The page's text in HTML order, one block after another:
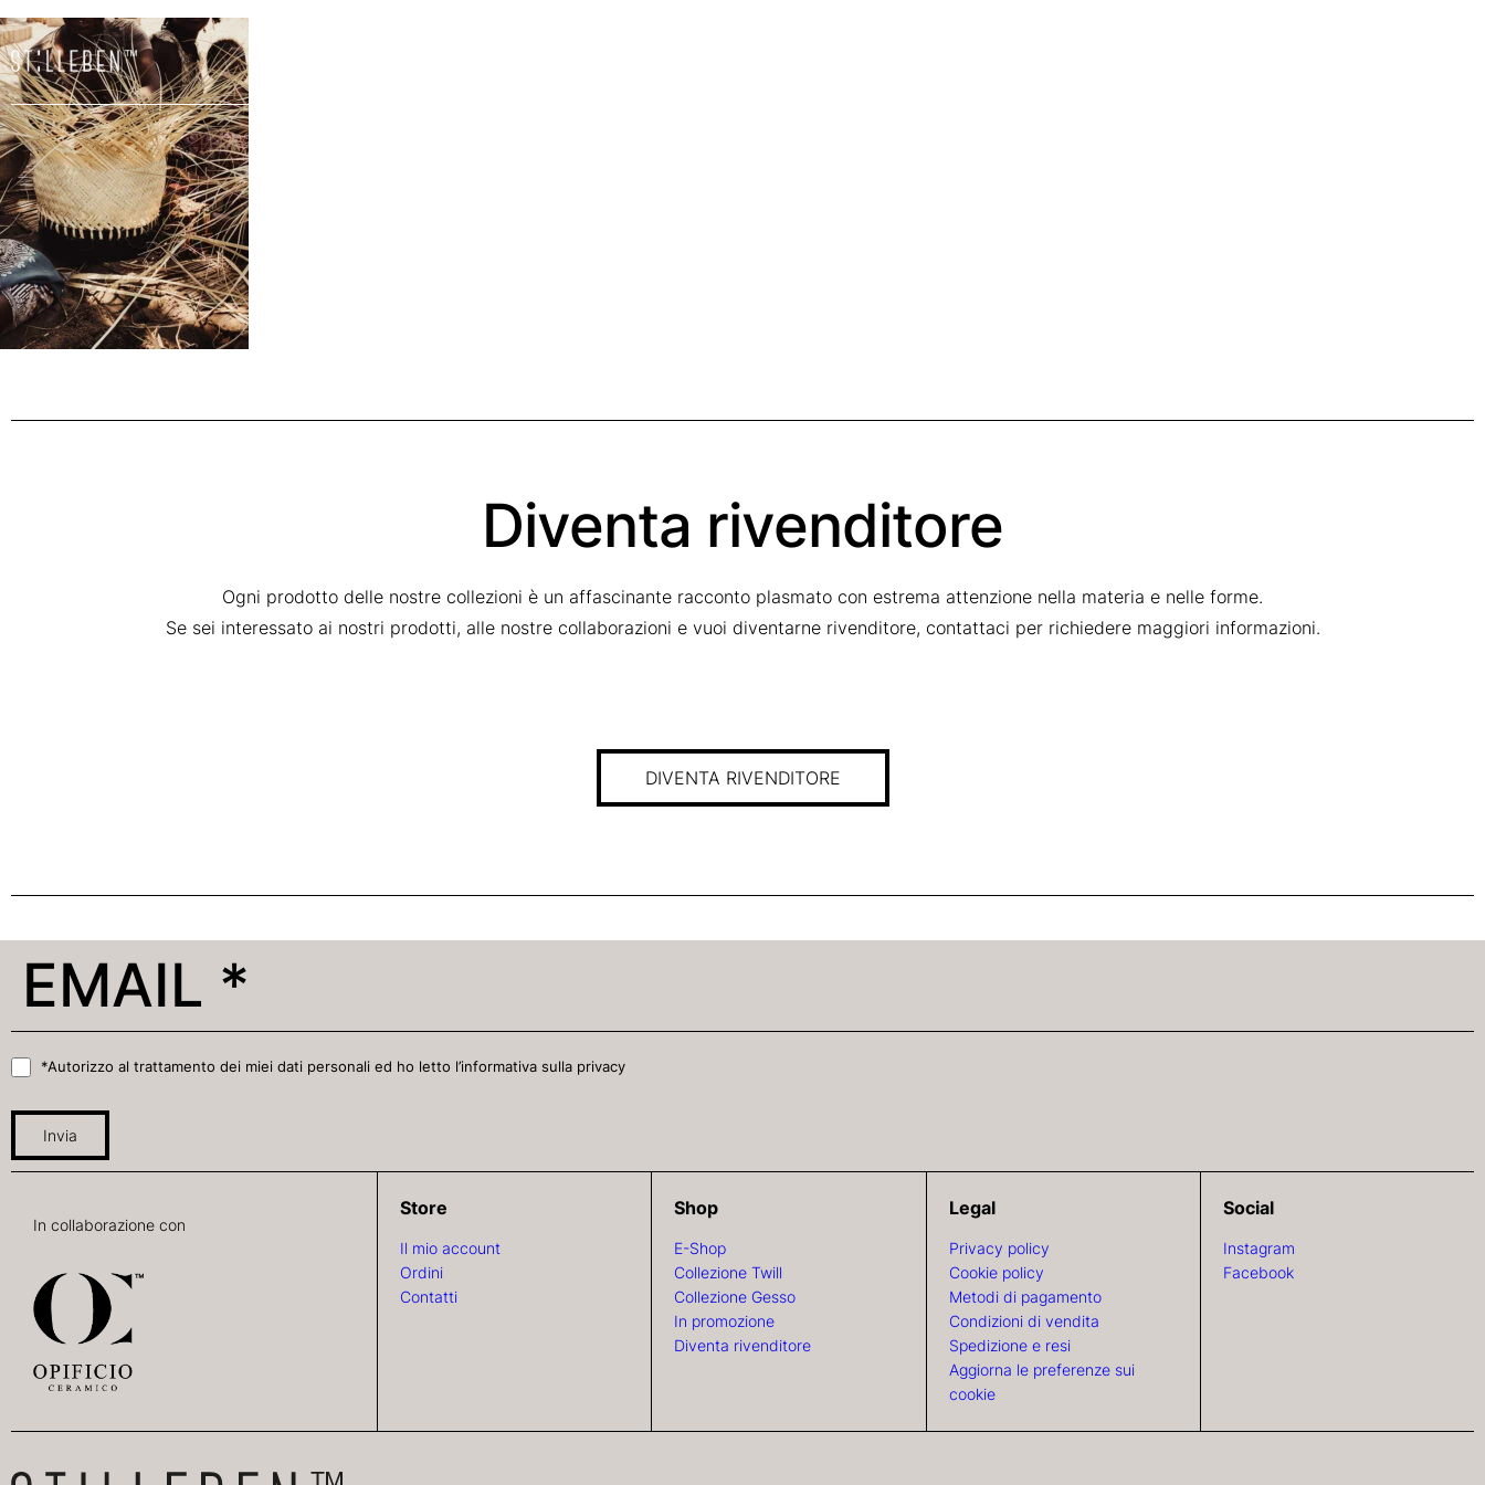
Diventa rivenditore
Ogni prodotto delle nostre collezioni è un affascinante racconto plasmato con estrema attenzione nella materia e nelle forme.
Se sei interessato ai nostri prodotti, alle nostre collaborazioni e vuoi diventarne rivenditore, contattaci per richiedere maggiori informazioni.
DIVENTA RIVENDITORE
*Autorizzo al trattamento dei miei dati personali ed ho letto l’informativa sulla privacy
Invia
In collaborazione con
Store
Il mio account
Ordini
Contatti
Shop
E-Shop
Collezione Twill
Collezione Gesso
In promozione
Diventa rivenditore
Legal
Privacy policy
Cookie policy
Metodi di pagamento
Condizioni di vendita
Spedizione e resi
Aggiorna le preferenze sui
cookie
Social
Instagram
Facebook